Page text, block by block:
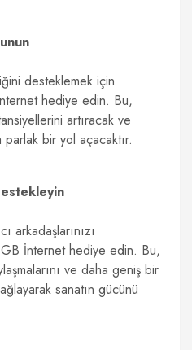
desteklemek için
hediye edin. Bu,
artıracak ve
bir yol açacaktır.
arkadaşlarınızı
İnternet hediye edin. Bu,
ve daha geniş bir
sanatın gücünü